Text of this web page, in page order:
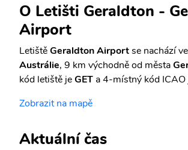
O Letišti Geraldton -
Airport
LetištěGeraldton Airportse nachází
Austrálie, 9 km východně od města
kód letiště jeGET a 4-místný kód ICAO
Zobrazit na mapě
Aktuální čas